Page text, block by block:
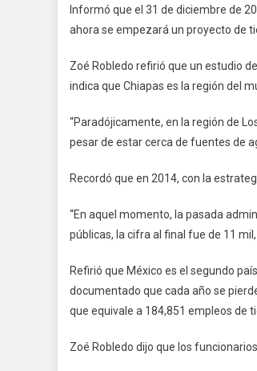
Informó que el 31 de diciembre de
ahora se empezará un proyecto de
Zoé Robledo refirió que un estudio
indica que Chiapas es la región del
“Paradójicamente, en la región de
pesar de estar cerca de fuentes de
Recordó que en 2014, con la
“En aquel momento, la pasada
públicas, la cifra al final fue de 11
Refirió que México es el segundo
documentado que cada año se
que equivale a 184,851 empleos de
Zoé Robledo dijo que los